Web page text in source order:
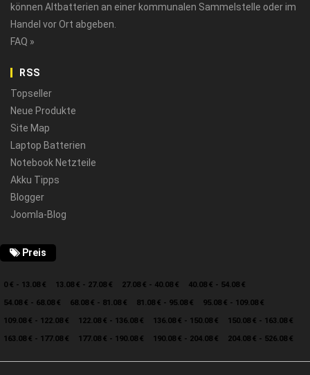
können Altbatterien an einer kommunalen Sammelstelle oder im
Handel vor Ort abgeben.
FAQ »
RSS
Topseller
Neue Produkte
Site Map
Laptop Batterien
Notebook Netzteile
Akku Tipps
Blogger
Joomla-Blog
Preis
0 € - 13.08 € 13.08 € - 27.08 € 27.08 € - 40.08 €
40.08 € - 54.08 €
54.08 € - 68.08 €
68.08 € - 81.08 € 81.08 € - 95.08 €
95.08 € - 109.08 €
109.08 € - 122.08 €
122.08 € - 136.08 € 136.08 € - 150.08 €
150.08 € - 163.08 €
163.08 € - 177.08 €
177.08 € - 190.08 € 190.08 € - 204.08 € 204.08 € - 526.08 €